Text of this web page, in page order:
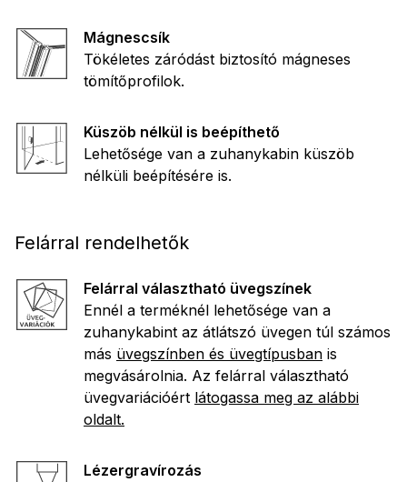
Mágnescsík
Tökéletes záródást biztosító mágneses
tömítőprofilok.
Küszöb nélkül is beépíthető
Lehetősége van a zuhanykabin küszöb
nélküli beépítésére is.
Felárral rendelhetők
Felárral választható üvegszínek
Ennél a terméknél lehetősége van a
zuhanykabint az átlátszó üvegen túl számos
más üvegszínben és üvegtípusban is
megvásárolnia. Az felárral választható
üvegvariációért látogassa meg az alábbi
oldalt.
Lézergravírozás